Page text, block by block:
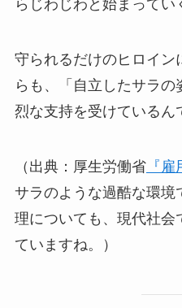
らじわじわと始まってい
守られるだけのヒロイン
らも、「自立したサラ
烈な支持を受けているん
（出典：厚生労働省『雇
サラのような過酷な環境
理についても、現代社会
ていますね。）